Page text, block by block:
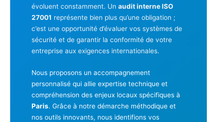
évoluent constamment. Un audit interne ISO
27001 représente bien plus qu’une obligation ;
c’est une opportunité d’évaluer vos systèmes de
sécurité et de garantir la conformité de votre
entreprise aux exigences internationales.
Nous proposons un accompagnement
personnalisé qui allie expertise technique et
compréhension des enjeux locaux spécifiques à
Paris. Grâce à notre démarche méthodique et
nos outils innovants, nous identifions vos